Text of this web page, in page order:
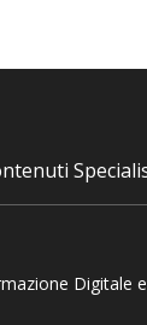
Digitale